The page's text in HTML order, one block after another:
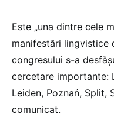
Este „una dintre cele
manifestări lingvistice
congresului s-a
cercetare importante:
Leiden, Poznań, Split,
comunicat.